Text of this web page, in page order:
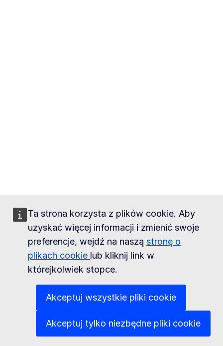
Ta strona korzysta z plików cookie. Aby
uzyskać więcej informacji i zmienić swoje
preferencje, wejdź na naszą stronę o
plikach cookie lub kliknij link w
którejkolwiek stopce.
Akceptuj wszystkie pliki cookie
Akceptuj tylko niezbędne pliki cookie